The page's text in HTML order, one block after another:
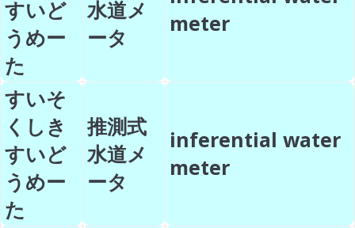
すいど
うめー
た
水道メ
ータ
meter
すいそ
くしき
すいど
うめー
た
推測式
水道メ
ータ
inferential water
meter